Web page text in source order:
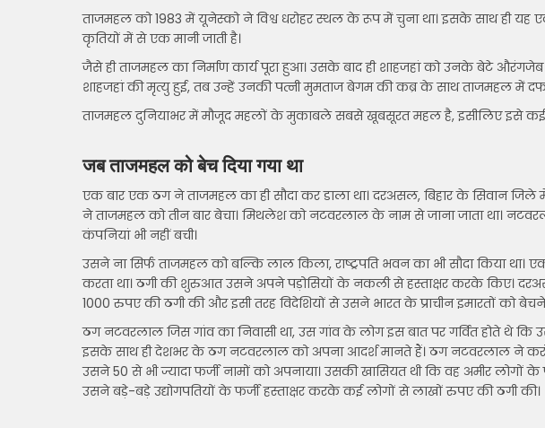
ताजमहल को 1983 में यूनेस्को ने विश्व धरोहर स्थल के रूप में चुना था। इसके साथ ही यह
कृतियों में से एक मानी जाती है।
जैसे ही ताजमहल का निर्माण कार्य पूरा हुआ। उसके बाद ही शाहजहां को उनके बेटे
शाहजहां की मृत्यु हुई, तब उन्हें उनकी पत्नी मुमताज बेगम की कब्र के साथ ताजमहल में
ताजमहल दुनियाभर में मौजूद महलों के मुकाबले सबसे खूबसूरत महल है, इसीलिए इसे कई
जब ताजमहल को बेच दिया गया था
एक बार एक ठग ने ताजमहल का ही सौदा कर डाला था। दरअसल, बिहार के सिवान जिले
ने ताजमहल को तीन बार बेचा। मिथलेश को नटवरलाल के नाम से जाना जाता था।
कंपनियां भी नहीं बची।
उसने ना सिर्फ ताजमहल को बल्कि लाल किला, राष्ट्रपति भवन का भी सौदा किया
करता था। ठगी की शुरुआत उसने अपने पड़ोसियों के नकली से हस्ताक्षर करके किए।
1000 रुपए की ठगी की और इसी तरह विदेशियों से उसने भारत के प्राचीन इमारतों को बेचने
ठग नटवरलाल जिस गांव का निवासी था, उस गांव के लोग इस बात पर गर्वित होते थे
इसके साथ ही देशभर के ठग नटवरलाल को अपना आदर्श मानते हैं। ठग नटवरलाल ने
उसने 50 से भी ज्यादा फर्जी नामों को अपनाया। उसकी खासियत थी कि वह अमीर लोगों के
उसने बड़े-बड़े उद्योगपतियों के फर्जी हस्ताक्षर करके कई लोगों से लाखों रुपए की ठगी की।